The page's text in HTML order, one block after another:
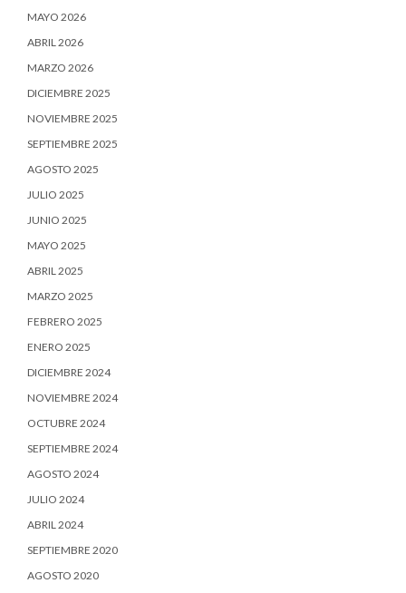
MAYO 2026
ABRIL 2026
MARZO 2026
DICIEMBRE 2025
NOVIEMBRE 2025
SEPTIEMBRE 2025
AGOSTO 2025
JULIO 2025
JUNIO 2025
MAYO 2025
ABRIL 2025
MARZO 2025
FEBRERO 2025
ENERO 2025
DICIEMBRE 2024
NOVIEMBRE 2024
OCTUBRE 2024
SEPTIEMBRE 2024
AGOSTO 2024
JULIO 2024
ABRIL 2024
SEPTIEMBRE 2020
AGOSTO 2020